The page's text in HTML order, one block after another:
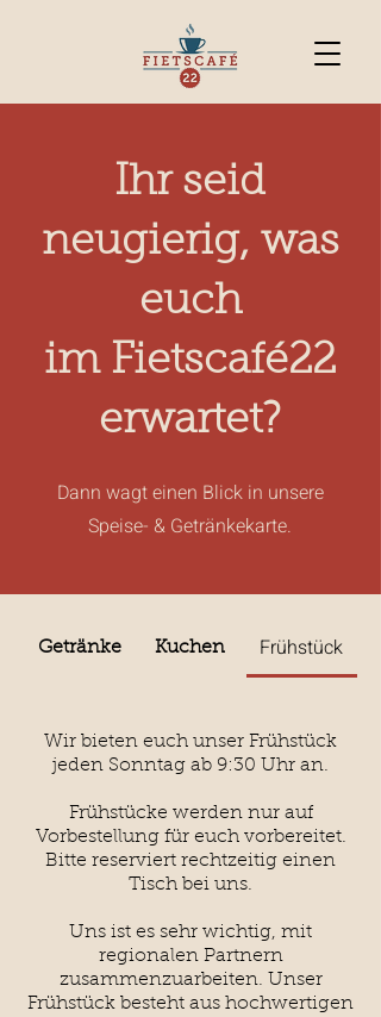
Ihr seid
neugierig, was
euch
im Fietscafé22
erwartet?
Dann wagt einen Blick in unsere
Speise- & Getränkekarte.
Getränke Kuchen Frühstück
Wir bieten euch unser Frühstück
jeden Sonntag ab 9:30 Uhr an.
Frühstücke werden nur auf
Vorbestellung für euch vorbereitet.
Bitte reserviert rechtzeitig einen
Tisch bei uns.
Uns ist es sehr wichtig, mit
regionalen Partnern
zusammenzuarbeiten. Unser
Frühstück besteht aus hochwertigen